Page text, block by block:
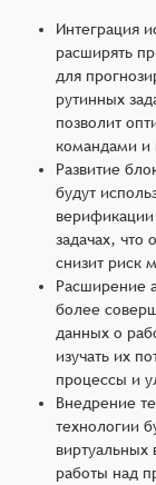
Интеграция
расширять
для
рутинных
позволит
командами и
Развитие
будут
задачах, что
снизит риск
Расширение
более
данных о
изучать их
процессы и
Внедрение
технологии
виртуальных
работы над